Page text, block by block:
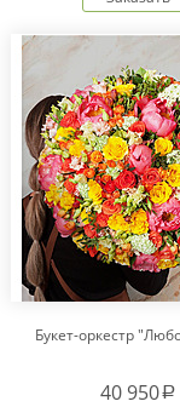
Букет-оркестр
40 950a